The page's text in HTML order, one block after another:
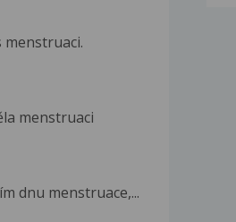
menstruaci
dnu menstruace,...